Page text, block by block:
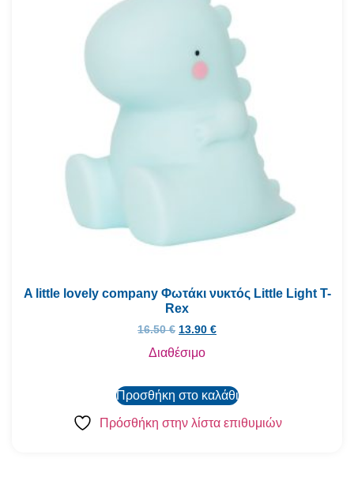
A little lovely company Φωτάκι νυκτός Little Light T-
Rex
16.50€ 13.90 €
Διαθέσιμο
Προσθήκη στο καλάθι
Πρόσθήκη στην λίστα επιθυμιών